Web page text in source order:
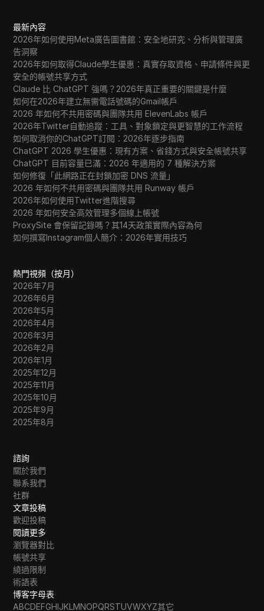
最新內容
2026年如何使用Meta廣告圖書館：安全地研究、分析與管理廣
告洞察
2026年如何取得Claude學生優惠：真實存取資格、申請條件與更
安全的帳號共享方式
Claude 比 ChatGPT 強嗎？2026年真正重要的關鍵是什麼
如何在2026年建立無需電話號碼的Gmail帳戶
2026 年如何不共用密碼與團隊共用 ElevenLabs 帳戶
2026年Twitter自動追蹤：工具、對象鎖定與更智慧的工作流程
如何取消你的ChatGPT訂閱：2026年逐步指南
ChatGPT 2026 學生優惠：現有方案、省錢方式與安全帳號共享
ChatGPT 目前容量已滿：2026 年適用的 7 種解決方案
如何修復「此網路正在封鎖加密 DNS 流量」
2026 年如何不共用密碼與團隊共用 Runway 帳戶
2026年如何使用Twitter進階搜尋
2026 年如何安全高效管理多個線上帳號
ProxySite 會保留記錄嗎？其14天政策實際內容為何
如何撰寫Instagram個人簡介：2026年實用技巧
熱門視頻（按月）
2026年7月
2026年6月
2026年5月
2026年4月
2026年3月
2026年2月
2026年1月
2025年12月
2025年11月
2025年10月
2025年9月
2025年8月
諮詢
關於我們
聯系我們
社群
文章投稿
歡迎投稿
閱讀更多
瀏覽器對比
帳號共享
繞過限制
術語表
博客字母表
ABCDEFGHIJKLMNOPQRSTUVWXYZ其它